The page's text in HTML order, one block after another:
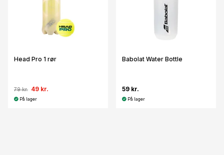
Head Pro 1 rør
79 kr. 49 kr.
På lager
Babolat Water Bottle
59 kr.
På lager